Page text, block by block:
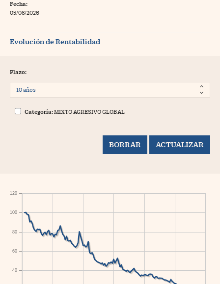
Fecha:
05/08/2026
Evolución de Rentabilidad
Plazo:
Categoría:MIXTO AGRESIVO GLOBAL
40
60
80
100
120